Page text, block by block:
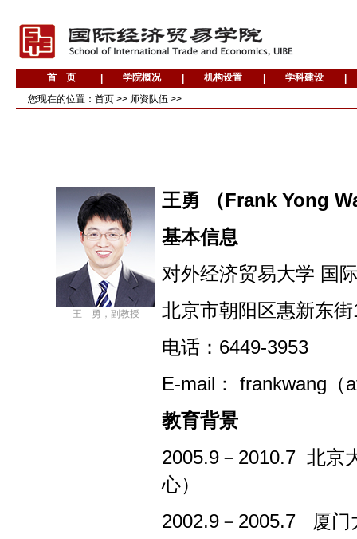
您现在的位置： 首页 >> 师资队伍 >>
王 勇，副教授
王勇 （Frank Yong
基本信息
对外经济贸易大学 国
北京市朝阳区惠新东
电话：6449-3953
E-mail： frankwang（
教育背景
2005.9－2010.7 北京
心）
2002.9－2005.7 厦门